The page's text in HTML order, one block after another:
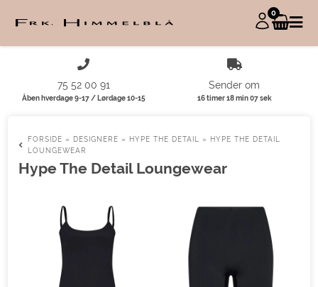
0
75 52 00 91
Åben hverdage 9-17 / Lørdage 10-15
Sender om
16 timer 18 min 07 sek
FORSIDE » DESIGNERE » HYPE THE DETAIL » HYPE THE DETAIL
LOUNGEWEAR
Hype The Detail Loungewear